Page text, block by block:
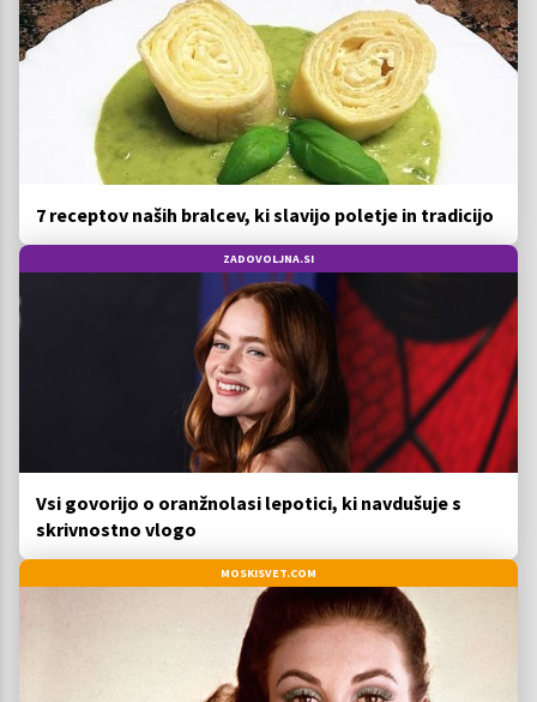
7 receptov naših bralcev, ki slavijo poletje in tradicijo
ZADOVOLJNA.SI
Vsi govorijo o oranžnolasi lepotici, ki navdušuje s
skrivnostno vlogo
MOSKISVET.COM